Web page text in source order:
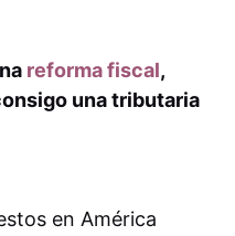
reforma fiscal,
una tributaria
en América